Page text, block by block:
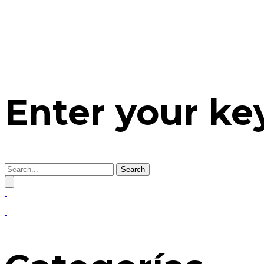
Enter your
Search